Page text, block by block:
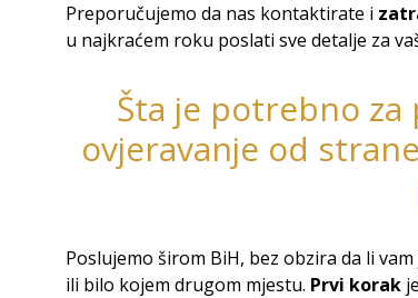
Preporučujemo da nas kontaktirate i
u najkraćem roku poslati sve detalje za
Šta je potrebno
ovjeravanje od
Poslujemo širom BiH, bez obzira da li
ili bilo kojem drugom mjestu. Prvi korak